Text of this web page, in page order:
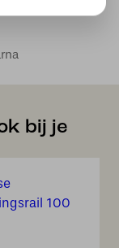
bij je